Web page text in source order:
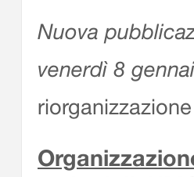
Nuova
venerdì 8